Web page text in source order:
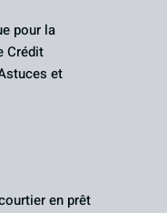
pour la
Crédit
et
en prêt